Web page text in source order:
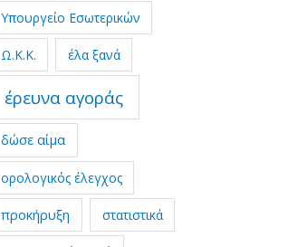
Υπουργείο Εσωτερικών
Ω.Κ.Κ. έλα ξανά
έρευνα αγοράς
δώσε αίμα
ορολογικός έλεγχος
προκήρυξη στατιστικά